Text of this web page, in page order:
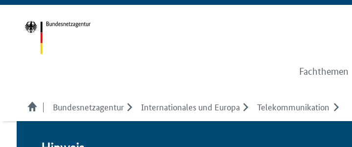
Fachthemen
Bundesnetzagentur Internationales und Europa Telekommunikation